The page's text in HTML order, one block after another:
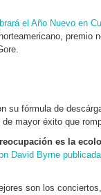
el Año Nuevo en
premio
su fórmula de
mayor éxito que
es la
David Byrne
son los